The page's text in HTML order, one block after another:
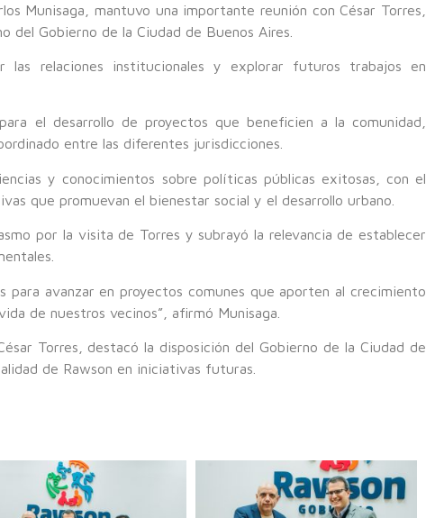
Munisaga, mantuvo una importante reunión con César Torres,
del Gobierno de la Ciudad de Buenos Aires.
relaciones institucionales y explorar futuros trabajos en
el desarrollo de proyectos que beneficien a la comunidad,
entre las diferentes jurisdicciones.
y conocimientos sobre políticas públicas exitosas, con el
que promuevan el bienestar social y el desarrollo urbano.
por la visita de Torres y subrayó la relevancia de establecer
para avanzar en proyectos comunes que aporten al crecimiento
de nuestros vecinos”, afirmó Munisaga.
Torres, destacó la disposición del Gobierno de la Ciudad de
de Rawson en iniciativas futuras.